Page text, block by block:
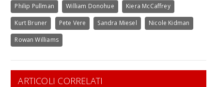
Philip Pullman William Donohue Kiera McCaffrey
Kurt Bruner Pete Vere Sandra Miesel Nicole Kidman
Rowan Williams
ARTICOLI CORRELATI